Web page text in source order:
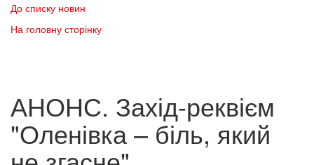
До списку новин
На головну сторінку
АНОНС. Захід-реквієм
"Оленівка – біль, який